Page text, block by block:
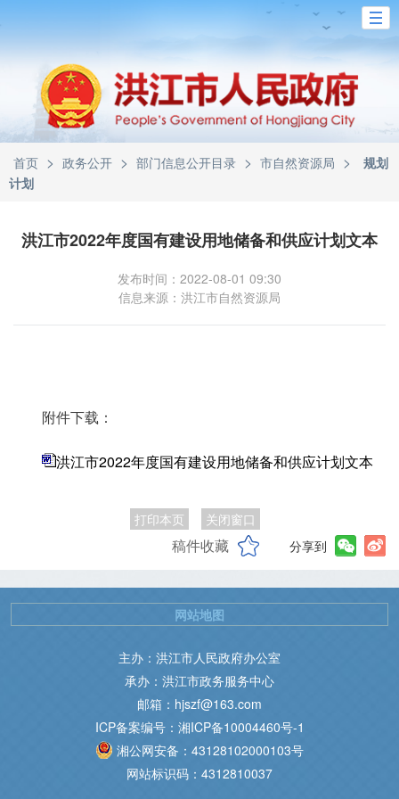
首页 > 政务公开 > 部门信息公开目录 > 市自然资源局 >
规划
计划
洪江市2022年度国有建设用地储备和供应计划文本
发布时间：2022-08-01 09:30
信息来源：洪江市自然资源局
附件下载：
洪江市2022年度国有建设用地储备和供应计划文本
打印本页 关闭窗口
稿件收藏 分享到
主办：洪江市人民政府办公室
承办：洪江市政务服务中心
邮箱：hjszf@163.com
ICP备案编号：湘ICP备10004460号-1
湘公网安备：43128102000103号
网站标识码：4312810037
网站地图